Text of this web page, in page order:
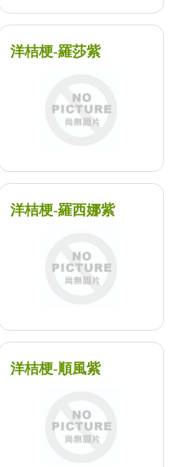
洋桔梗-羅莎紫
洋桔梗-羅西娜紫
洋桔梗-順風紫